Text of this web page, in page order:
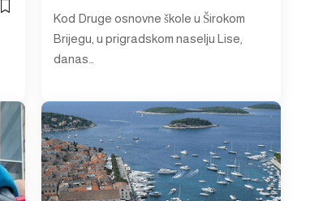
Kod Druge osnovne škole u Širokom
Brijegu, u prigradskom naselju Lise,
danas…